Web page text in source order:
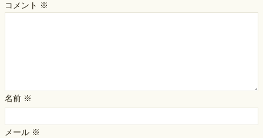
コメント ※
名前 ※
メール ※